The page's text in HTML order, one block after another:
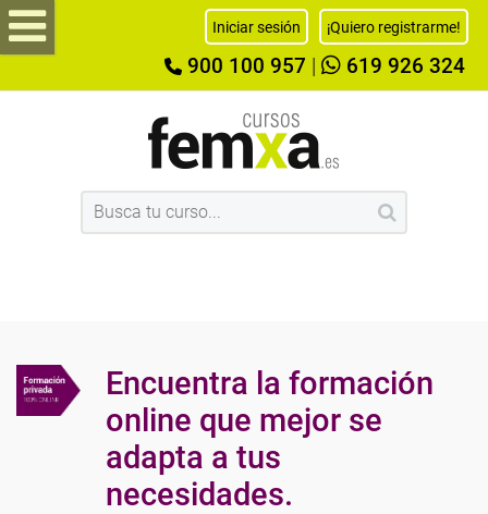
Iniciar sesión ¡Quiero registrarme!
900 100 957 619 926 324
Encuentra la formación
online que mejor se
adapta a tus
necesidades.